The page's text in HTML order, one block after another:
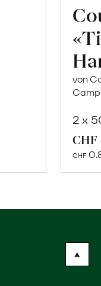
von
2 x
CHF
CHF